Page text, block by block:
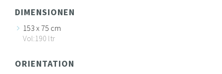
DIMENSIONEN
153 x 75 cm
Vol:190 ltr
ORIENTATION